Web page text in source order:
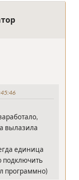
вылазила
единица
подключить
программно)